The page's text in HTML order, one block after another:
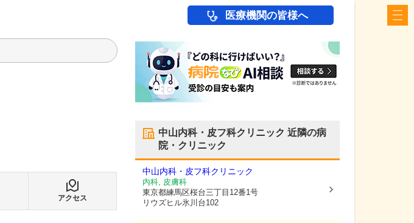
医療機関の皆様へ
アクセス
中山内科・皮フ科クリニック 近隣の病
院・クリニック
中山内科・皮フ科クリニック
内科, 皮膚科
東京都練馬区桜台三丁目12番1号
リウズヒル氷川台102